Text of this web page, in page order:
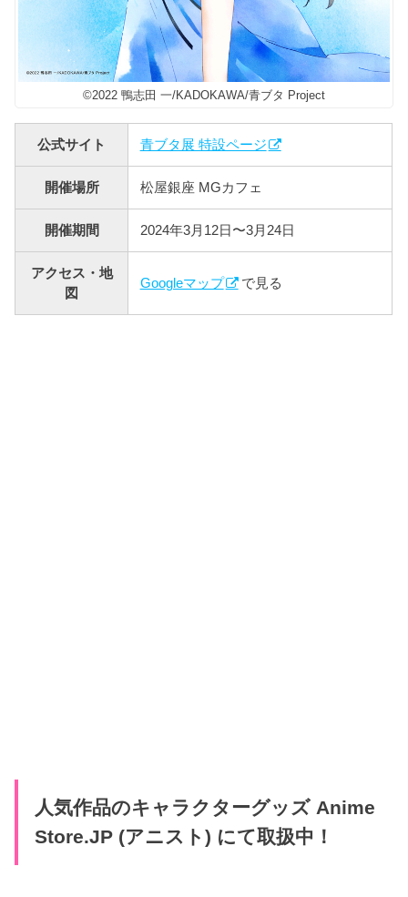
©2022 鴨志田 一/KADOKAWA/青ブタ Project
公式サイト 青ブタ展 特設ページ
開催場所 松屋銀座 MGカフェ
開催期間 2024年3月12日〜3月24日
アクセス・地
図
Googleマップ で見る
人気作品のキャラクターグッズ Anime
Store.JP (アニスト) にて取扱中！